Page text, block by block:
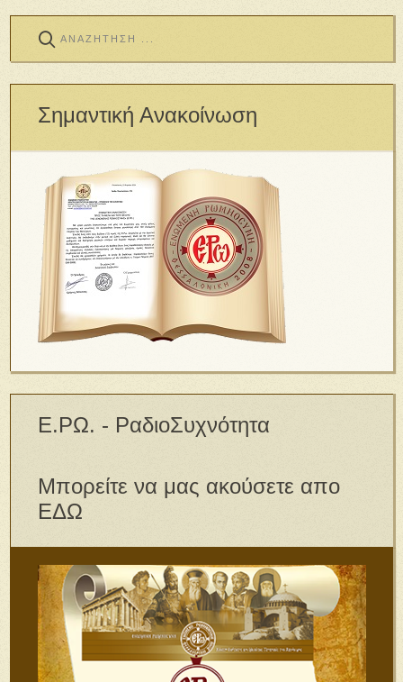
Σημαντική Ανακοίνωση
Ε.ΡΩ. - ΡαδιοΣυχνότητα
Μπορείτε να μας ακούσετε απο
ΕΔΩ